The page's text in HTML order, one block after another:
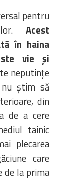
pentru
Acest
în haina
vie și
neputințe
știm să
din
de a cere
tainic
plecarea
care
de la prima